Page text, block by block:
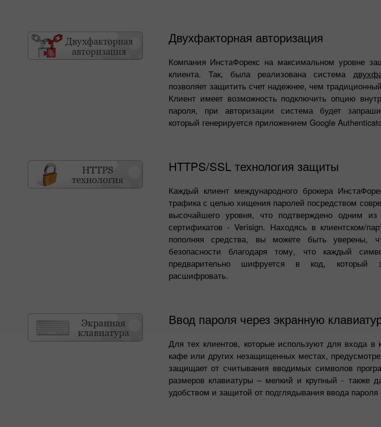
Двухфакторная авторизация
Компания ИнстаФорекс на максимальном уровне
клиента. Так, была реализована система
позволяет защитить счет надежнее, чем
Клиент имеет возможность подключить опцию
пароля, при авторизации система будет
который генерируется приложением Google
HTTPS/SSL технология защиты
Каждый клиент международного брокера
трафика с целью хищения паролей посредством
высочайшего уровня, что подтверждено одним
сертификатов - Verisign. Находясь в клиентском/
пополняя средства, вы можете быть уверены,
безопасности благодаря тому, что каждый
предварительно шифруется в код, который
расшифровать.
Ввод пароля через экранную
Для тех клиентов, которые используют для входа в
кафе или других незащищенных местах,
защищает от считывания вводимых символов
размеров клавиатуры – мелкий и крупный - также
удобством и защитой от подглядывания ввода пароля